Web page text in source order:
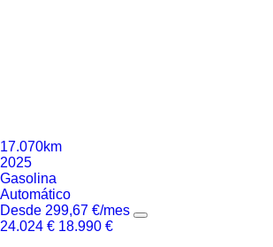
17.070km
2025
Gasolina
Automático
Desde 299,67 €/mes
24.024 € 18.990 €